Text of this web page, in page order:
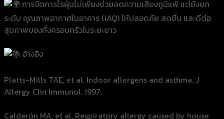
การจัดการไรฝุ่นไม่เพียงช่วยลดความเสี่ยงภูมิแพ้ แต่ยังยก
ระดับ คุณภาพอากาศในอาคาร (IAQ) ให้ปลอดภัย สดชื่น และดีต่อ
สุขภาพของทั้งครอบครัวในระยะยาว
อ้างอิง
Platts-Mills TAE, et al. Indoor allergens and asthma. J
Allergy Clin Immunol. 1997.
Calderón MA, et al. Respiratory allergy caused by house